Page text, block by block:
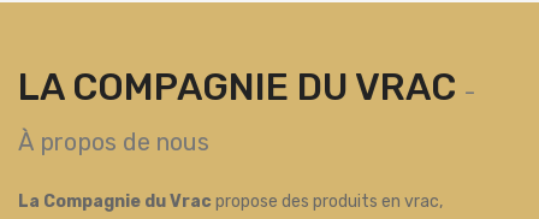
LA COMPAGNIE DU VRAC -
À propos de nous
La Compagnie du Vrac propose des produits en vrac,